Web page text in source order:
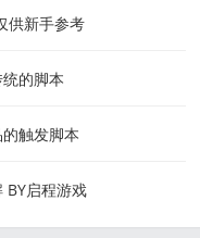
供新手参考
的脚本
触发脚本
BY启程游戏